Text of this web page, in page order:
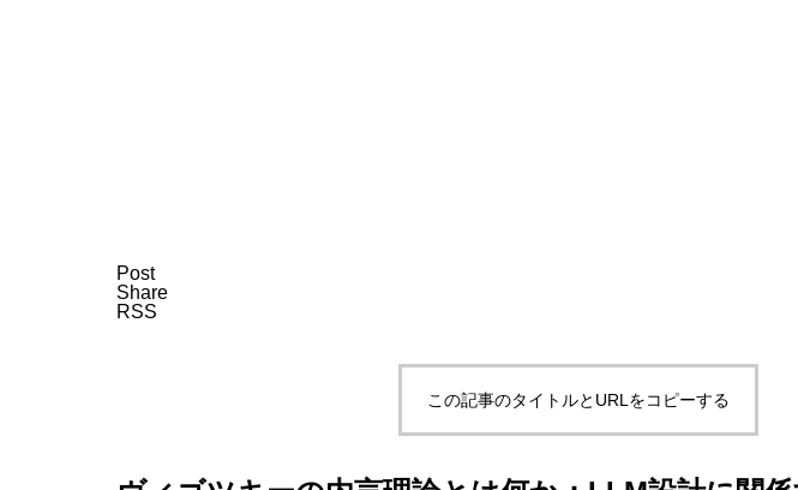
非意識的苦痛はどう測る?現象語彙に依存しないwelfare指標の最前線
Post
Share
RSS
この記事のタイトルとURLをコピーする